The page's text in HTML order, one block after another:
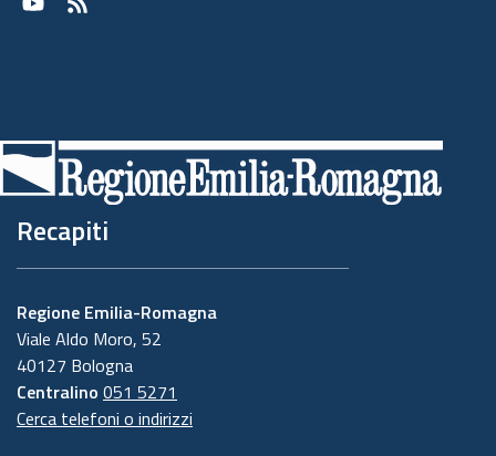
Youtube
RSS
Recapiti
Regione Emilia-Romagna
Viale Aldo Moro, 52
40127 Bologna
Centralino 051 5271
Cerca telefoni o indirizzi